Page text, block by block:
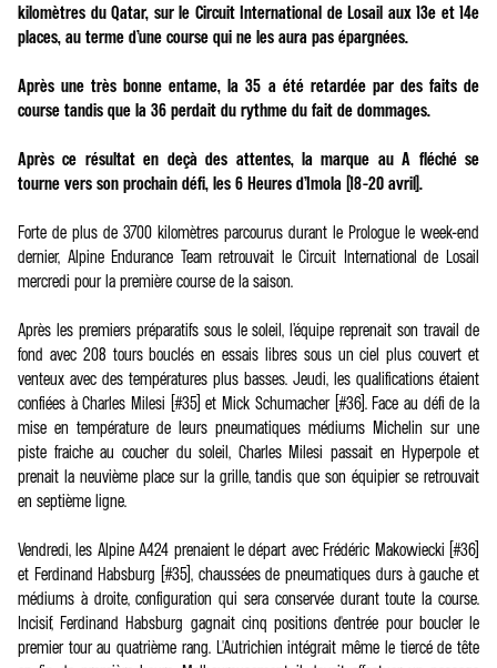
kilomètres du Qatar, sur le Circuit International de Losail aux 13e et 14e
places, au terme d’une course qui ne les aura pas épargnées.
Après une très bonne entame, la 35 a été retardée par des faits de
course tandis que la 36 perdait du rythme du fait de dommages.
Après ce résultat en deçà des attentes, la marque au A fléché se
tourne vers son prochain défi, les 6 Heures d’Imola (18-20 avril).
Forte de plus de 3700 kilomètres parcourus durant le Prologue le week-end
dernier, Alpine Endurance Team retrouvait le Circuit International de Losail
mercredi pour la première course de la saison.
Après les premiers préparatifs sous le soleil, l’équipe reprenait son travail de
fond avec 208 tours bouclés en essais libres sous un ciel plus couvert et
venteux avec des températures plus basses. Jeudi, les qualifications étaient
confiées à Charles Milesi (#35) et Mick Schumacher (#36). Face au défi de la
mise en température de leurs pneumatiques médiums Michelin sur une
piste fraiche au coucher du soleil, Charles Milesi passait en Hyperpole et
prenait la neuvième place sur la grille, tandis que son équipier se retrouvait
en septième ligne.
Vendredi, les Alpine A424 prenaient le départ avec Frédéric Makowiecki (#36)
et Ferdinand Habsburg (#35), chaussées de pneumatiques durs à gauche et
médiums à droite, configuration qui sera conservée durant toute la course.
Incisif, Ferdinand Habsburg gagnait cinq positions d'entrée pour boucler le
premier tour au quatrième rang. L'Autrichien intégrait même le tiercé de tête